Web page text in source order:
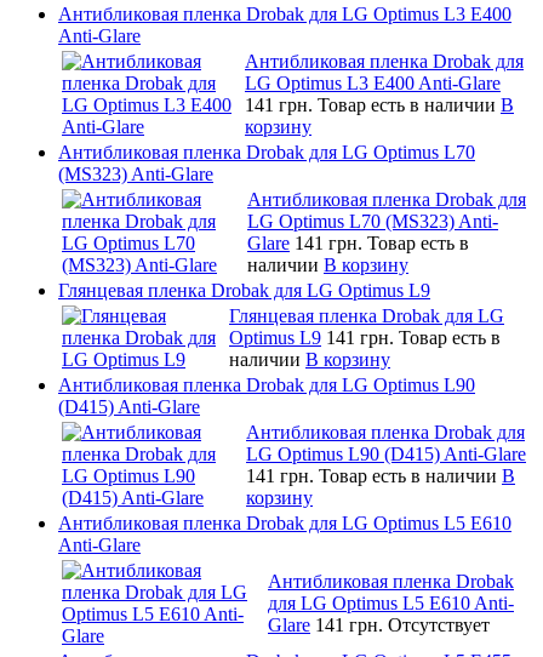
Антибликовая пленка Drobak для LG Optimus L3 E400
Anti-Glare
Антибликовая пленка Drobak для
LG Optimus L3 E400 Anti-Glare
141 грн. Товар есть в наличии В
корзину
Антибликовая пленка Drobak для LG Optimus L70
(MS323) Anti-Glare
Антибликовая пленка Drobak для
LG Optimus L70 (MS323) Anti-
Glare 141 грн. Товар есть в
наличии В корзину
Глянцевая пленка Drobak для LG Optimus L9
Глянцевая пленка Drobak для LG
Optimus L9 141 грн. Товар есть в
наличии В корзину
Антибликовая пленка Drobak для LG Optimus L90
(D415) Anti-Glare
Антибликовая пленка Drobak для
LG Optimus L90 (D415) Anti-Glare
141 грн. Товар есть в наличии В
корзину
Антибликовая пленка Drobak для LG Optimus L5 E610
Anti-Glare
Антибликовая пленка Drobak
для LG Optimus L5 E610 Anti-
Glare 141 грн. Отсутствует